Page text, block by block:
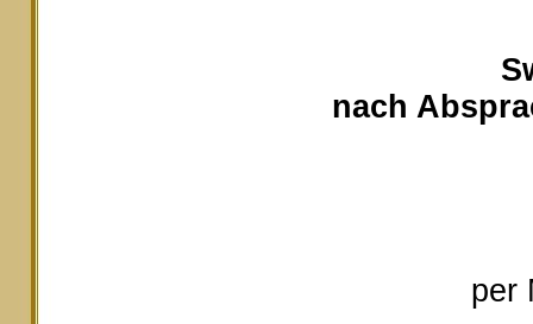
nach
per